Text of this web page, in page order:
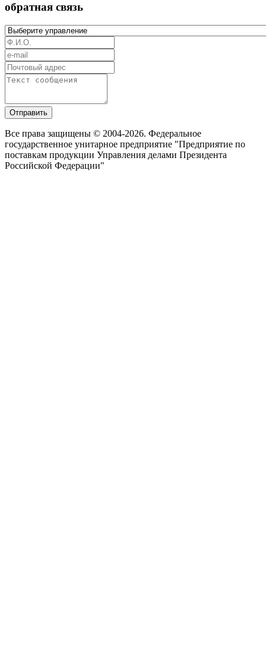
обратная связь
Отправить
Все права защищены © 2004-2026. Федеральное
государственное унитарное предприятие "Предприятие по
поставкам продукции Управления делами Президента
Российской Федерации"